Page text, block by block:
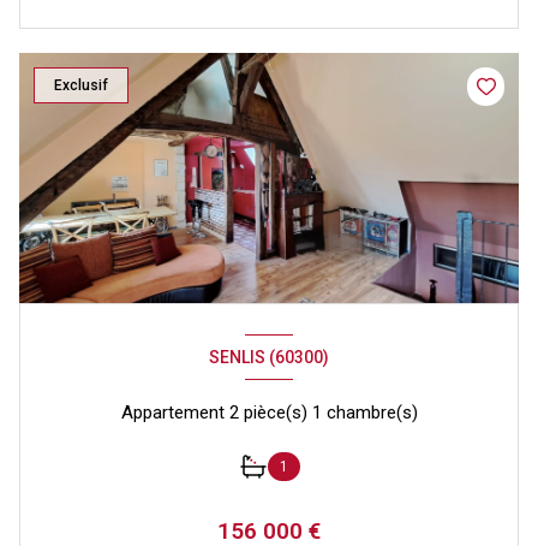
Exclusif
SENLIS (60300)
Appartement 2 pièce(s) 1 chambre(s)
1
156 000 €